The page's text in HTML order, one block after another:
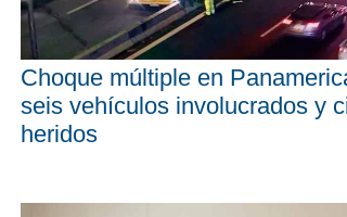
Choque múltiple en
seis vehículos involucrados y
heridos